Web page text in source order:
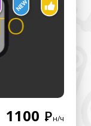
1100 Рн/ч